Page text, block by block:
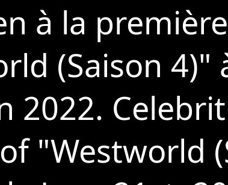
à la
(Saison 4)"
2022.
"Westworld